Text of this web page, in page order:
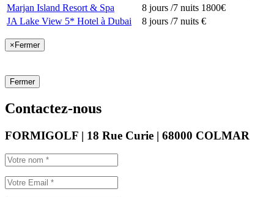
Marjan Island Resort & Spa
8 jours /7 nuits 1800€
JA Lake View 5* Hotel à Dubai
8 jours /7 nuits €
×Fermer
Fermer
Contactez-nous
FORMIGOLF | 18 Rue Curie | 68000 COLMAR